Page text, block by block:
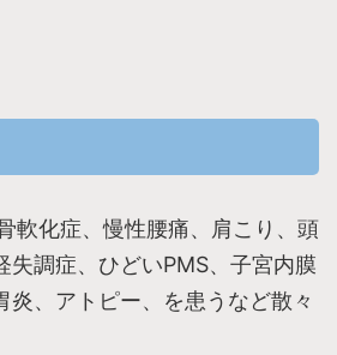
軟化症、慢性腰痛、肩こり、頭
失調症、ひどいPMS、子宮内膜
炎、アトピー、を患うなど散々